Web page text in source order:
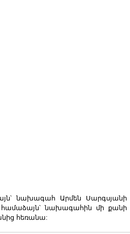
նախագահ Արմեն Սարգսյանի
համաձայն՝ նախագահին մի քանի
հեռանա: